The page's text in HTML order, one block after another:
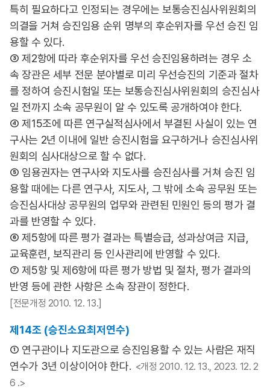
특히 필요하다고 인정되는 경우에는 보통승진심사위원회의
의결을 거쳐 승진임용 순위 명부의 후순위자를 우선 승진 임
용할 수 있다.
③ 제2항에 따라 후순위자를 우선 승진임용하려는 경우 소
속 장관은 세부 전문 분야별로 미리 우선승진의 기준과 절차
를 정하여 승진시험일 또는 보통승진심사위원회의 승진심사
일 전까지 소속 공무원이 알 수 있도록 공개하여야 한다.
④ 제15조에 따른 연구실적심사에서 부결된 사실이 있는 연
구사는 2년 이내에 일반 승진시험을 요구하거나 승진심사위
원회의 심사대상으로 할 수 없다.
⑤ 임용권자는 연구사와 지도사를 승진심사를 거쳐 승진 임
용할 때에는 다른 연구사, 지도사, 그 밖에 소속 공무원 또는
승진심사대상 공무원의 업무와 관련된 민원인 등의 평가 결
과를 반영할 수 있다.
⑥ 제5항에 따른 평가 결과는 특별승급, 성과상여금 지급,
교육훈련, 보직관리 등 인사관리에 반영할 수 있다.
⑦ 제5항 및 제6항에 따른 평가 방법 및 절차, 평가 결과의
반영 등에 관한 사항은 소속 장관이 정한다.
[전문개정 2010. 12. 13.]
제14조 (승진소요최저연수)
① 연구관이나 지도관으로 승진임용할 수 있는 사람은 재직
연수가 3년 이상이어야 한다. <개정 2010. 12. 13., 2023. 12. 2
6 .>